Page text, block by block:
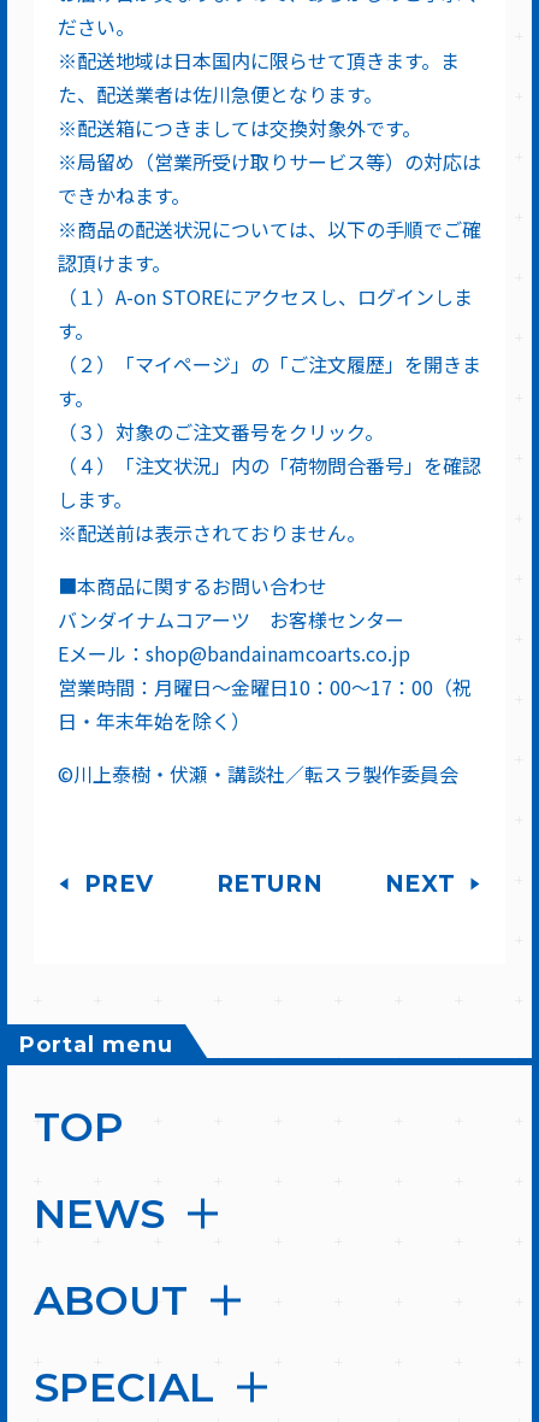
ださい。
※配送地域は日本国内に限らせて頂きます。ま
た、配送業者は佐川急便となります。
※配送箱につきましては交換対象外です。
※局留め（営業所受け取りサービス等）の対応は
できかねます。
※商品の配送状況については、以下の手順でご確
認頂けます。
（１）A-on STOREにアクセスし、ログインしま
す。
（２）「マイページ」の「ご注文履歴」を開きま
す。
（３）対象のご注文番号をクリック。
（４）「注文状況」内の「荷物問合番号」を確認
します。
※配送前は表示されておりません。
■本商品に関するお問い合わせ
バンダイナムコアーツ お客様センター
Eメール：shop@bandainamcoarts.co.jp
営業時間：月曜日～金曜日10：00～17：00（祝
日・年末年始を除く）
©川上泰樹・伏瀬・講談社／転スラ製作委員会
PREV RETURN NEXT
Portal menu
TOP
NEWS
ABOUT
SPECIAL